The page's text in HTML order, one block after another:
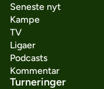
Seneste nyt
Kampe
TV
Ligaer
Podcasts
Kommentar
Turneringer